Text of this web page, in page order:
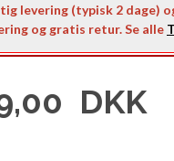
levering (typisk 2 dage)
og gratis retur. Se alle
DKK